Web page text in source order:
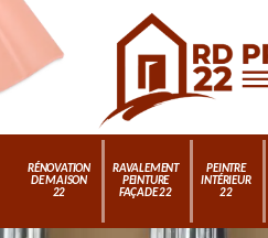
RÉNOVATION
DE MAISON
22
RAVALEMENT
PEINTURE
FAÇADE 22
PEINTRE
INTÉRIEUR
22